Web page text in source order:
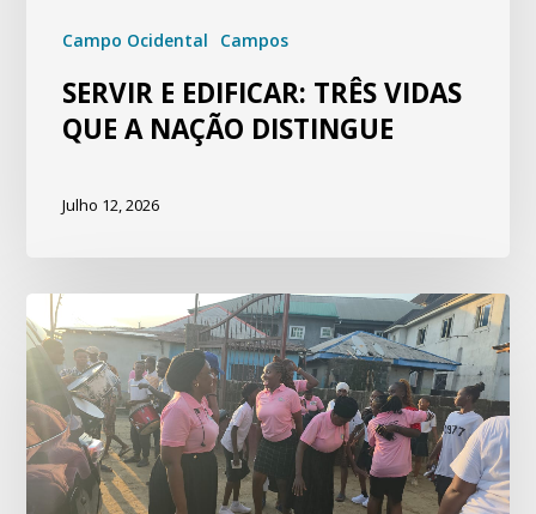
Campo Ocidental Campos
SERVIR E EDIFICAR: TRÊS VIDAS
QUE A NAÇÃO DISTINGUE
Julho 12, 2026